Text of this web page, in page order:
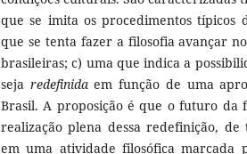
que se imita os procedimentos típicos
que se tenta fazer a filosofia avançar
brasileiras; c) uma que indica a
seja redefinidaem função de uma
Brasil. A proposição é que o futuro da
realização plena dessa redefinição,
em uma atividade filosófica marcada